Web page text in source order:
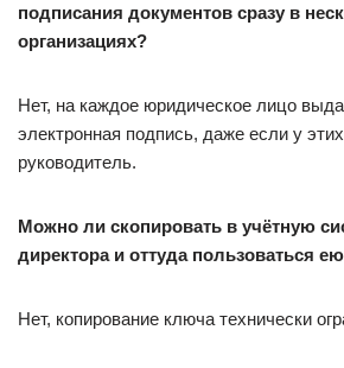
подписания документов сразу в
организациях?
Нет, на каждое юридическое лицо
электронная подпись, даже если у
руководитель.
Можно ли скопировать в учётную
директора и оттуда пользоваться
Нет, копирование ключа технически